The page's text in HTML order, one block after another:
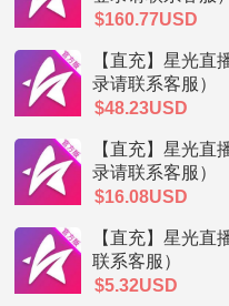
$160.77USD
【直充】星光直
录请联系客服）
$48.23USD
【直充】星光直
录请联系客服）
$16.08USD
【直充】星光
联系客服）
$5.32USD